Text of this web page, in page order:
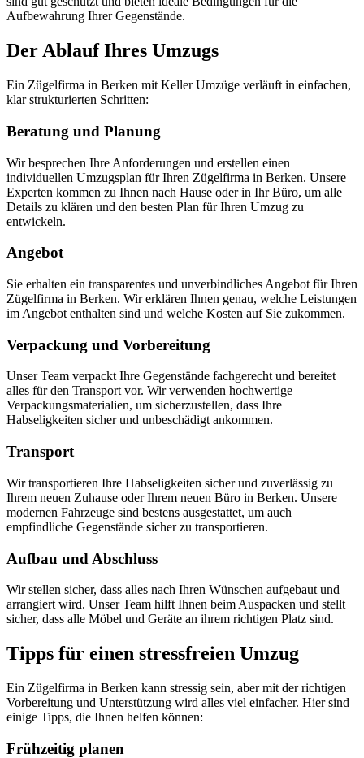
Aufbewahrung Ihrer Gegenstände.
Der Ablauf Ihres Umzugs
Ein Zügelfirma in Berken mit Keller Umzüge verläuft in einfachen,
klar strukturierten Schritten:
Beratung und Planung
Wir besprechen Ihre Anforderungen und erstellen einen
individuellen Umzugsplan für Ihren Zügelfirma in Berken. Unsere
Experten kommen zu Ihnen nach Hause oder in Ihr Büro, um alle
Details zu klären und den besten Plan für Ihren Umzug zu
entwickeln.
Angebot
Sie erhalten ein transparentes und unverbindliches Angebot für Ihren
Zügelfirma in Berken. Wir erklären Ihnen genau, welche Leistungen
im Angebot enthalten sind und welche Kosten auf Sie zukommen.
Verpackung und Vorbereitung
Unser Team verpackt Ihre Gegenstände fachgerecht und bereitet
alles für den Transport vor. Wir verwenden hochwertige
Verpackungsmaterialien, um sicherzustellen, dass Ihre
Habseligkeiten sicher und unbeschädigt ankommen.
Transport
Wir transportieren Ihre Habseligkeiten sicher und zuverlässig zu
Ihrem neuen Zuhause oder Ihrem neuen Büro in Berken. Unsere
modernen Fahrzeuge sind bestens ausgestattet, um auch
empfindliche Gegenstände sicher zu transportieren.
Aufbau und Abschluss
Wir stellen sicher, dass alles nach Ihren Wünschen aufgebaut und
arrangiert wird. Unser Team hilft Ihnen beim Auspacken und stellt
sicher, dass alle Möbel und Geräte an ihrem richtigen Platz sind.
Tipps für einen stressfreien Umzug
Ein Zügelfirma in Berken kann stressig sein, aber mit der richtigen
Vorbereitung und Unterstützung wird alles viel einfacher. Hier sind
einige Tipps, die Ihnen helfen können:
Frühzeitig planen